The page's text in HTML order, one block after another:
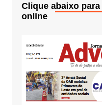
Clique abaixo
online